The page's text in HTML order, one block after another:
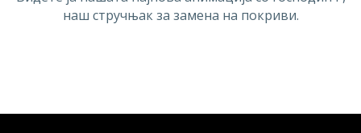
наш стручњак за замена на покриви.